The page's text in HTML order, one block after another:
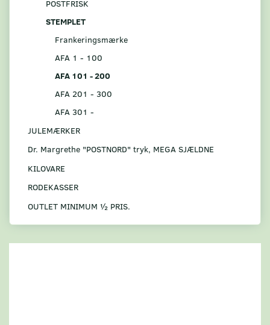
POSTFRISK
STEMPLET
Frankeringsmærke
AFA 1 - 100
AFA 101 - 200
AFA 201 - 300
AFA 301 -
JULEMÆRKER
Dr. Margrethe "POSTNORD" tryk, MEGA SJÆLDNE
KILOVARE
RODEKASSER
OUTLET MINIMUM ½ PRIS.